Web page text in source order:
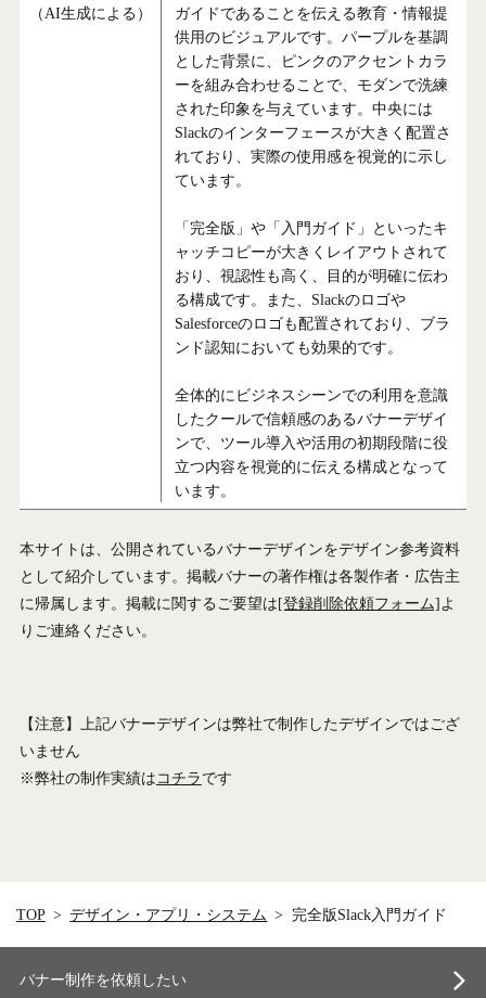
（AI生成による）
ガイドであることを伝える教育・情報提
供用のビジュアルです。パープルを基調
とした背景に、ピンクのアクセントカラ
ーを組み合わせることで、モダンで洗練
された印象を与えています。中央には
Slackのインターフェースが大きく配置さ
れており、実際の使用感を視覚的に示し
ています。
「完全版」や「入門ガイド」といったキ
ャッチコピーが大きくレイアウトされて
おり、視認性も高く、目的が明確に伝わ
る構成です。また、Slackのロゴや
Salesforceのロゴも配置されており、ブラ
ンド認知においても効果的です。
全体的にビジネスシーンでの利用を意識
したクールで信頼感のあるバナーデザイ
ンで、ツール導入や活用の初期段階に役
立つ内容を視覚的に伝える構成となって
います。
本サイトは、公開されているバナーデザインをデザイン参考資料
として紹介しています。掲載バナーの著作権は各製作者・広告主
に帰属します。掲載に関するご要望は[登録削除依頼フォーム]よ
りご連絡ください。
【注意】上記バナーデザインは弊社で制作したデザインではござ
いません
※弊社の制作実績はコチラです
TOP デザイン・アプリ・システム 完全版Slack入門ガイド
バナー制作を依頼したい